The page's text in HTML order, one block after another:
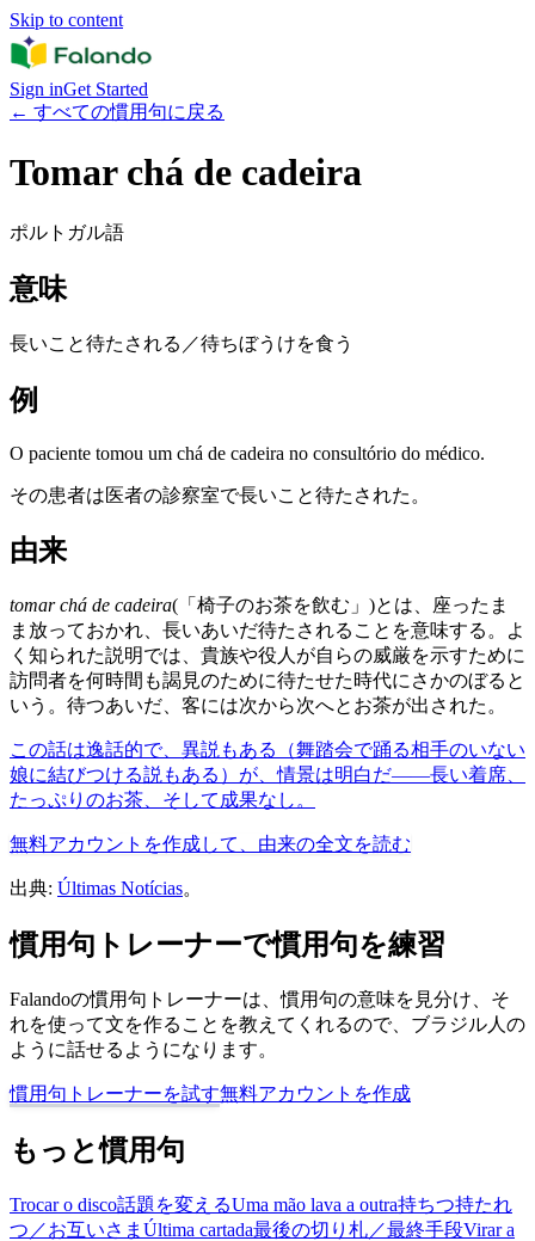
Skip to content
Sign inGet Started
← すべての慣用句に戻る
Tomar chá de cadeira
ポルトガル語
意味
長いこと待たされる／待ちぼうけを食う
例
O paciente tomou um chá de cadeira no consultório do médico.
その患者は医者の診察室で長いこと待たされた。
由来
tomar chá de cadeira(「椅子のお茶を飲む」)とは、座ったま
ま放っておかれ、長いあいだ待たされることを意味する。よ
く知られた説明では、貴族や役人が自らの威厳を示すために
訪問者を何時間も謁見のために待たせた時代にさかのぼると
いう。待つあいだ、客には次から次へとお茶が出された。
この話は逸話的で、異説もある（舞踏会で踊る相手のいない
娘に結びつける説もある）が、情景は明白だ——長い着席、
たっぷりのお茶、そして成果なし。
無料アカウントを作成して、由来の全文を読む
出典: Últimas Notícias。
慣用句トレーナーで慣用句を練習
Falandoの慣用句トレーナーは、慣用句の意味を見分け、そ
れを使って文を作ることを教えてくれるので、ブラジル人の
ように話せるようになります。
慣用句トレーナーを試す無料アカウントを作成
もっと慣用句
Trocar o disco話題を変えるUma mão lava a outra持ちつ持たれ
つ／お互いさま Última cartada最後の切り札／最終手段Virar a